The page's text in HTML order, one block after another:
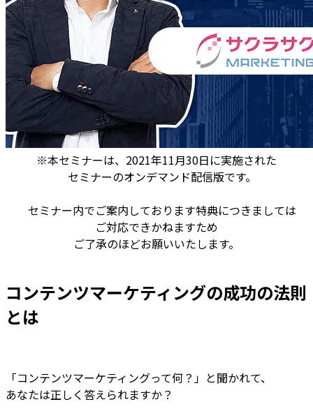
※本セミナーは、2021年11月30日に実施された
セミナーのオンデマンド配信版です。
セミナー内でご案内しております特典につきましては
ご対応できかねますため
ご了承のほどお願いいたします。
コンテンツマーケティングの成功の法則
とは
「コンテンツマーケティングって何？」と聞かれて、
あなたは正しく答えられますか？